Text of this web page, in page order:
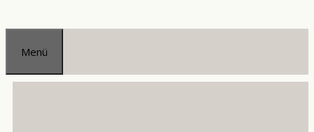
Zum
Inhalt
springen
Menü